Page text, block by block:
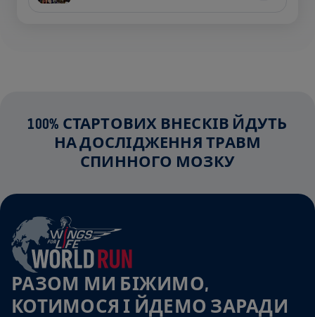
100% СТАРТОВИХ ВНЕСКІВ ЙДУТЬ
НА ДОСЛІДЖЕННЯ ТРАВМ
СПИННОГО МОЗКУ
РАЗОМ МИ БІЖИМО,
КОТИМОСЯ І ЙДЕМО ЗАРАДИ